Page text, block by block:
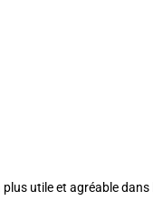
utile et agréable